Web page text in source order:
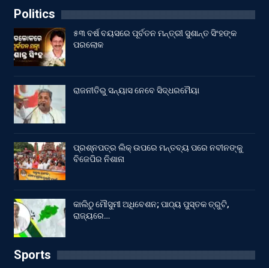
Politics
୫୩ ବର୍ଷ ବୟସରେ ପୂର୍ବତନ ମନ୍ତ୍ରୀ ସୁଶାନ୍ତ ସିଂହଙ୍କ
ପରଲୋକ
ରାଜନୀତିରୁ ସନ୍ୟାସ ନେବେ ସିଦ୍ଧରମୈୟା
ପ୍ରଶ୍ନପତ୍ର ଲିକ୍ ଉପରେ ମନ୍ତବ୍ୟ ପରେ ନବୀନଙ୍କୁ
ବିଜେପିର ନିଶାନା
କାଲିଠୁ ମୌସୁମୀ ଅଧିବେଶନ; ପାଠ୍ୟ ପୁସ୍ତକ ତ୍ରୁଟି,
ରାଜ୍ୟରେ…
Sports